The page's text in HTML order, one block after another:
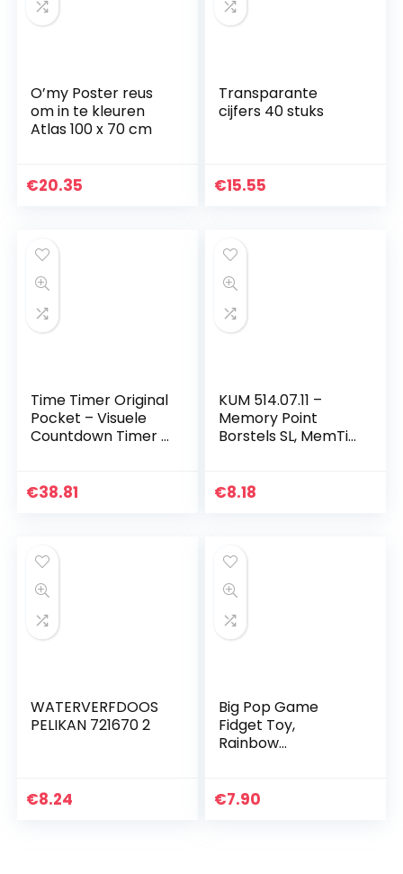
O’my Poster reus
om in te kleuren
Atlas 100 x 70 cm
€20.35
Transparante
cijfers 40 stuks
€15.55
Time Timer Original
Pocket – Visuele
Countdown Timer –
Tool – School, Thuis,
€38.81
KUM 514.07.11 –
Memory Point
Borstels SL, MemTip
€8.18
WATERVERFDOOS
PELIKAN 721670 2
€8.24
Big Pop Game
Fidget Toy,
Rainbow
Fidget Sensorische
€7.90